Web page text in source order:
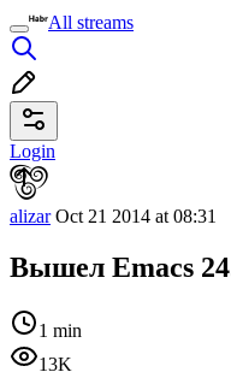
All streams
Login
alizarOct 21 2014 at 08:31
Вышел Emacs
1 min
13K